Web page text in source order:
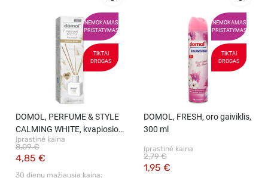
NEMOKAMAS
PRISTATYMAS
TIKTAI
DROGAS
DOMOL, PERFUME & STYLE
CALMING WHITE, kvapiosios
lazdelės, 100 ml
Įprastinė kaina
4,85 €
8,09 €
30 dienų mažiausia kaina:
NEMOKAMAS
PRISTATYMAS
TIKTAI
DROGAS
DOMOL, FRESH, oro gaiviklis,
300 ml
Įprastinė kaina
1,95 €
2,79 €